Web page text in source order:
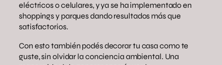
eléctricos o celulares, y ya se ha implementado en
shoppings y parques dando resultados más que
satisfactorios.
Con esto también podés decorar tu casa como te
guste, sin olvidar la conciencia ambiental. Una